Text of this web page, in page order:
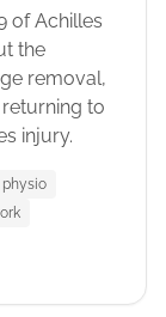
of Achilles
the
removal,
to
injury.
physio